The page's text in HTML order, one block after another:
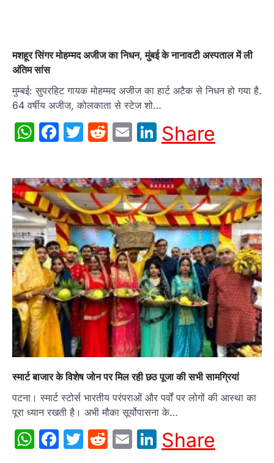
मशहूर सिंगर मोहम्मद अजीज का निधन, मुंबई के नानावटी अस्‍पताल में ली
अंतिम सांस
मुम्बई: सुपरहिट गायक मोहम्‍मद अजीज का हार्ट अटैक से निधन हो गया है.
64 वर्षीय अजीज, कोलकाता से स्टेज शो…
WhatsApp
Facebook
Twitter
Reddit
EmailLinkedIn
Share
स्मार्ट बाजार के विशेष जोन पर मिल रही छठ पूजा की सभी सामग्रियां
पटना। स्मार्ट स्टोर्स भारतीय परंपराओं और पर्वों पर लोगों की आस्था का
पूरा ध्यान रखती है। अभी मौका सूर्योपासना के…
WhatsApp
Facebook
Twitter
Reddit
EmailLinkedIn
Share